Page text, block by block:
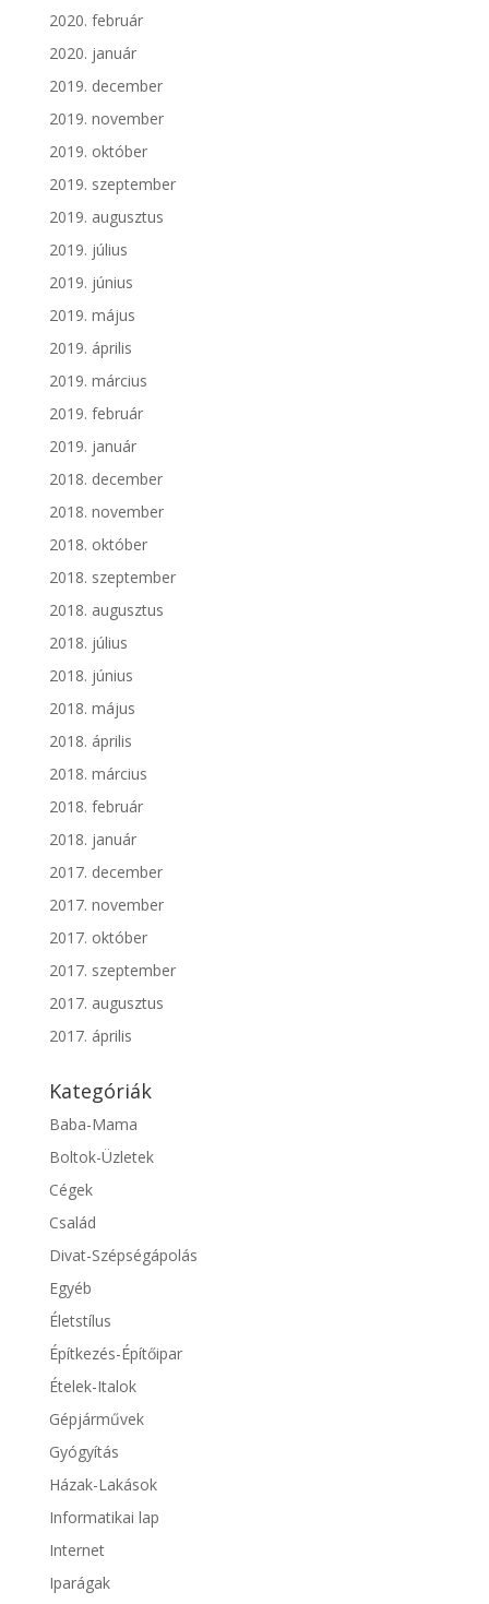
2020. február
2020. január
2019. december
2019. november
2019. október
2019. szeptember
2019. augusztus
2019. július
2019. június
2019. május
2019. április
2019. március
2019. február
2019. január
2018. december
2018. november
2018. október
2018. szeptember
2018. augusztus
2018. július
2018. június
2018. május
2018. április
2018. március
2018. február
2018. január
2017. december
2017. november
2017. október
2017. szeptember
2017. augusztus
2017. április
Kategóriák
Baba-Mama
Boltok-Üzletek
Cégek
Család
Divat-Szépségápolás
Egyéb
Életstílus
Építkezés-Építőipar
Ételek-Italok
Gépjárművek
Gyógyítás
Házak-Lakások
Informatikai lap
Internet
Iparágak